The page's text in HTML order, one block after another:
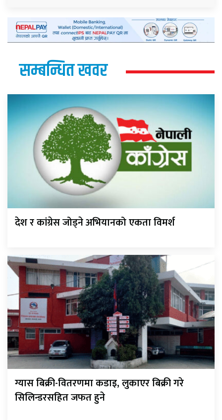
सम्बन्धित खवर
देश र कांग्रेस जोड्ने अभियानको एकता विमर्श
ग्यास बिक्री-वितरणमा कडाइ, लुकाएर बिक्री गरे
सिलिन्डरसहित जफत हुने